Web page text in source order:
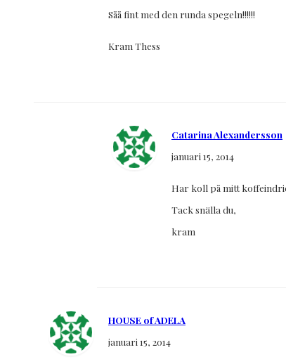
Såå fint med den runda spegeln!!!!!!
Kram Thess
Catarina Alexandersson
januari 15, 2014
Har koll på mitt
Tack snälla du,
kram
HOUSE of ADELA
januari 15, 2014